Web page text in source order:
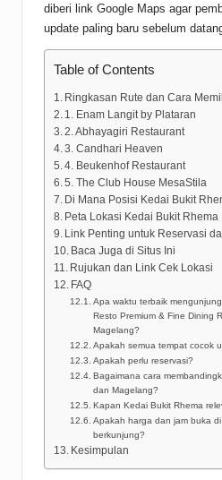
diberi link Google Maps agar
update paling baru sebelum
Table of Contents
Ringkasan Rute dan Cara
1. Enam Langit by Plataran
2. Abhayagiri Restaurant
3. Candhari Heaven
4. Beukenhof Restaurant
5. The Club House MesaStila
Di Mana Posisi Kedai Bukit
Peta Lokasi Kedai Bukit Rhema
Link Penting untuk Reservasi
Baca Juga di Situs Ini
Rujukan dan Link Cek Lokasi
FAQ
Apa waktu terbaik
Resto Premium & Fine Dining
Magelang?
Apakah semua tempat cocok
Apakah perlu reservasi?
Bagaimana cara
dan Magelang?
Kapan Kedai Bukit Rhema
Apakah harga dan jam buka
berkunjung?
Kesimpulan